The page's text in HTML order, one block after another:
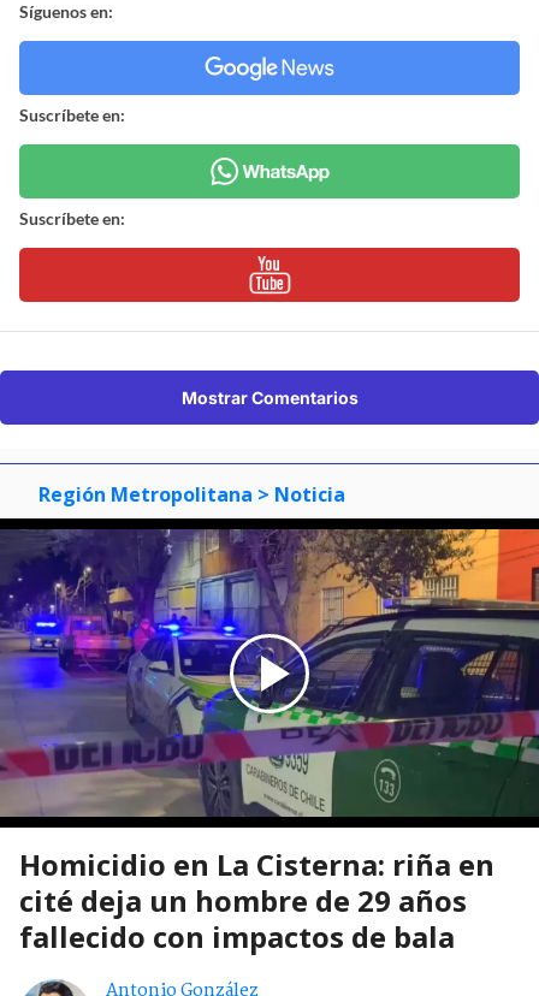
Síguenos en:
Suscríbete en:
Suscríbete en:
Mostrar Comentarios
Región Metropolitana > Noticia
Homicidio en La Cisterna: riña en
cité deja un hombre de 29 años
fallecido con impactos de bala